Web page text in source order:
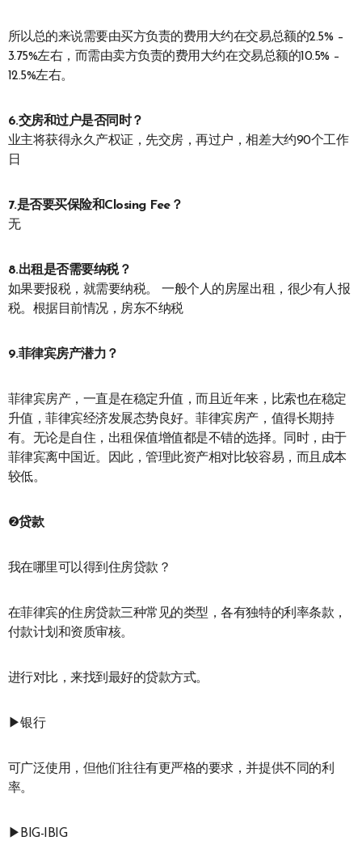
所以总的来说需要由买方负责的费用大约在交易总额的2.5% –
3.75%左右，而需由卖方负责的费用大约在交易总额的10.5% –
12.5%左右。
6.交房和过户是否同时？
业主将获得永久产权证，先交房，再过户，相差大约90个工作
日
7.是否要买保险和Closing Fee？
无
8.出租是否需要纳税？
如果要报税，就需要纳税。 一般个人的房屋出租，很少有人报
税。根据目前情况，房东不纳税
9.菲律宾房产潜力？
菲律宾房产，一直是在稳定升值，而且近年来，比索也在稳定
升值，菲律宾经济发展态势良好。菲律宾房产，值得长期持
有。无论是自住，出租保值增值都是不错的选择。同时，由于
菲律宾离中国近。因此，管理此资产相对比较容易，而且成本
较低。
❷贷款
我在哪里可以得到住房贷款？
在菲律宾的住房贷款三种常见的类型，各有独特的利率条款，
付款计划和资质审核。
进行对比，来找到最好的贷款方式。
▶银行
可广泛使用，但他们往往有更严格的要求，并提供不同的利
率。
▶BIG-IBIG